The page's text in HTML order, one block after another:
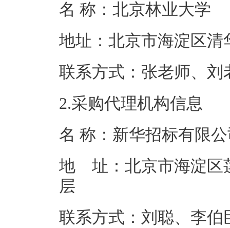
名 称：北京林
地址：北京市
联系方式：张老
2.采购代理机构信息
名 称：新
地 址：北京市海淀区
联系方式：刘聪、李伯